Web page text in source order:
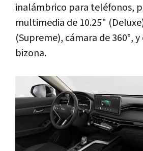
inalámbrico para teléfonos,
multimedia de 10.25"
(Supreme), cámara de 360°,
bizona.